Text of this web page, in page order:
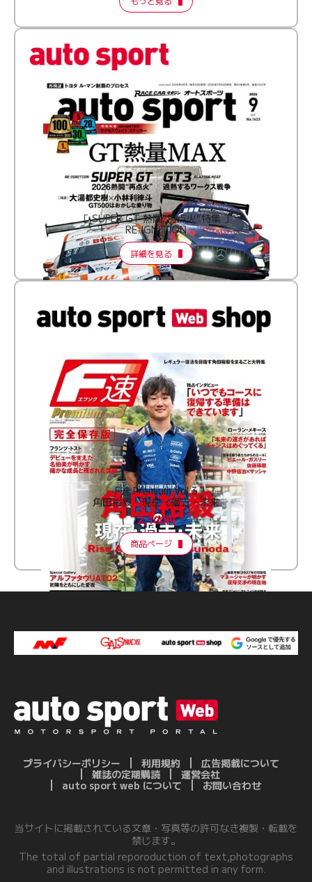
［ SUPER GT 熱闘“再点火”特集 ］
RE:IGNITION
詳細を見る
F速 Premium Vol.3
角田裕毅 現在・過去・未来
2,100円
商品ページ
プライバシーポリシー 利用規約
広告掲載について
雑誌の定期購読
運営会社
auto sport web について
お問い合わせ
当サイトに掲載されている文章・写真等の許可なき複製・転載を
禁じます。
The total of partial reporoduction of text,photographs
and illustrations is not permitted in any form.